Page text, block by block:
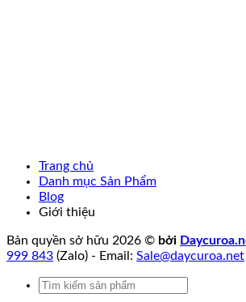
Trang chủ
Danh mục Sản Phẩm
Blog
Giới thiệu
Bản quyền sở hữu 2026 © bởi
999 843 (Zalo) - Email: Sale@daycuroa.net
Tìm